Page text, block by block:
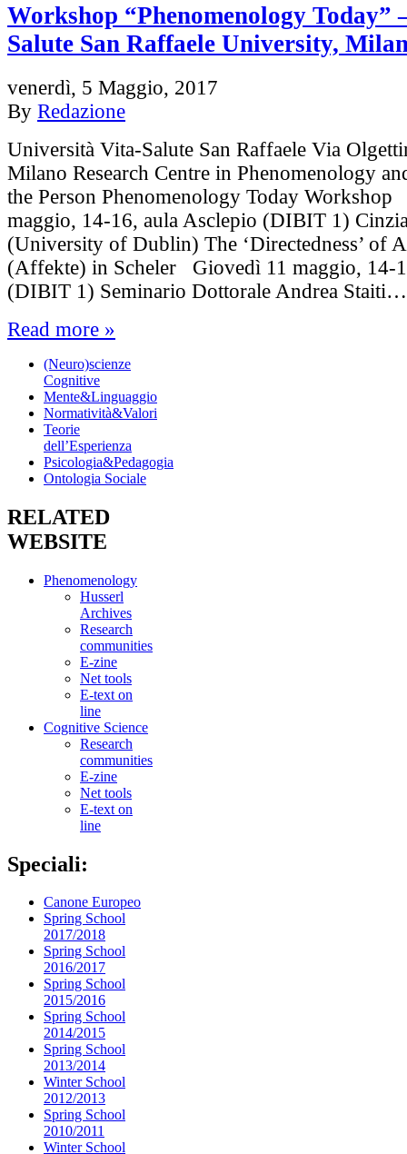
Workshop “Phenomenology Today”
Salute San Raffaele University,
venerdì, 5 Maggio, 2017
By Redazione
Università Vita-Salute San Raffaele Via
Milano Research Centre in Phenomenology
the Person Phenomenology Today
maggio, 14-16, aula Asclepio (DIBIT 1)
(University of Dublin) The ‘Directedness’ of
(Affekte) in Scheler Giovedì 11 maggio, 14-
(DIBIT 1) Seminario Dottorale Andrea Staiti…
Read more »
(Neuro)scienze
Cognitive
Mente&Linguaggio
Normatività&Valori
Teorie
dell’Esperienza
Psicologia&Pedagogia
Ontologia Sociale
RELATED
WEBSITE
Phenomenology
Husserl
Archives
Research
communities
E-zine
Net tools
E-text on
line
Cognitive Science
Research
communities
E-zine
Net tools
E-text on
line
Speciali:
Canone Europeo
Spring School
2017/2018
Spring School
2016/2017
Spring School
2015/2016
Spring School
2014/2015
Spring School
2013/2014
Winter School
2012/2013
Spring School
2010/2011
Winter School